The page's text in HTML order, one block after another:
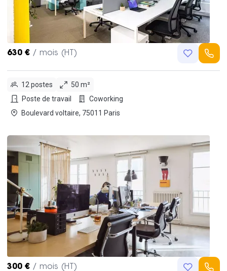
630 € / mois (HT)
12 postes
50 m²
Poste de travail
Coworking
Boulevard voltaire, 75011 Paris
300 € / mois (HT)